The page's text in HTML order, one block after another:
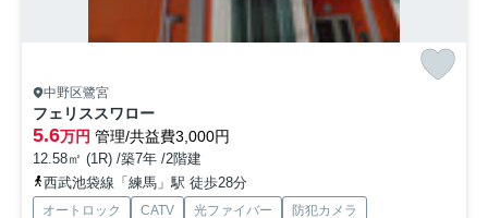
中野区鷺宮
フェリススワロー
5.6万円 管理/共益費3,000円
12.58㎡ (1R) /築7年 /2階建
西武池袋線「練馬」駅 徒歩28分
オートロック CATV 光ファイバー
防犯カメラ